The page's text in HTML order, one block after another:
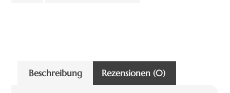
Beschreibung Rezensionen (0)